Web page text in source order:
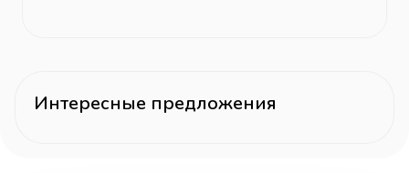
Интересные предложения